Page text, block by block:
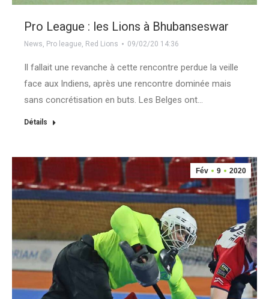
Pro League : les Lions à Bhubanseswar
News, Pro league, Red Lions 09/02/20 14:36
Il fallait une revanche à cette rencontre perdue la veille
face aux Indiens, après une rencontre dominée mais
sans concrétisation en buts. Les Belges ont…
Détails
Fév 9 2020